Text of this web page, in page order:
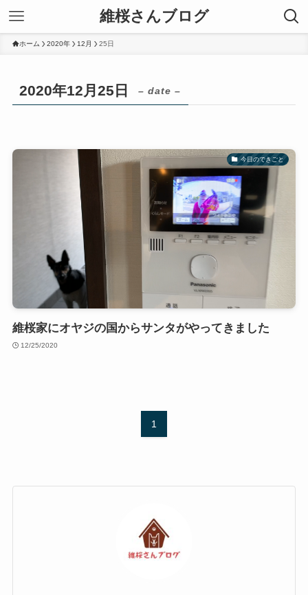
維桜さんブログ
ホーム 2020年 12月 25日
2020年12月25日 – date –
今日のできごと
維桜家にオヤジの国からサンタがやってきました
12/25/2020
1